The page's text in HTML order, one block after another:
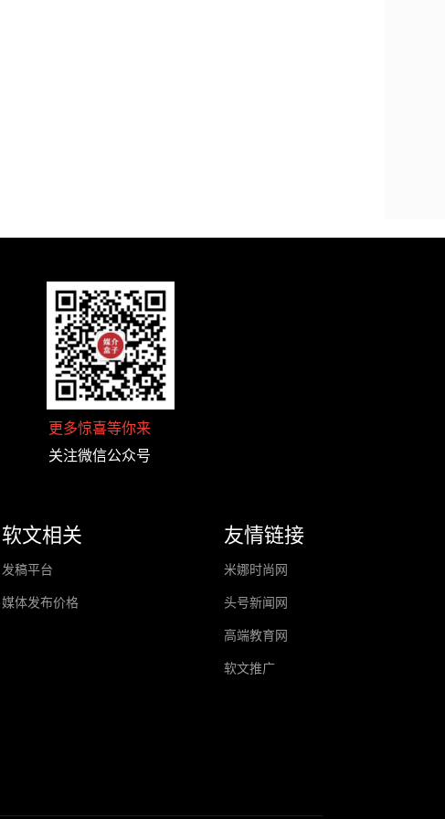
更多惊喜等你来
关注微信公众号
软文相关
发稿平台
媒体发布价格
友情链接
米娜时尚网
头号新闻网
高端教育网
软文推广